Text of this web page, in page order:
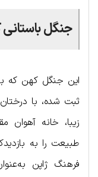
جنگل باستانی
این جنگل کهن که
ثبت شده، با
زیبا، خانه
طبیعت را به
فرهنگ ژاپن